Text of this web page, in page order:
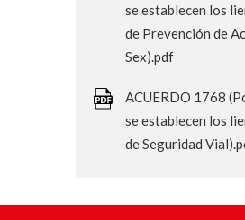
se establecen los
de Prevención de
Sex).pdf
ACUERDO 1768
se establecen los
de Seguridad